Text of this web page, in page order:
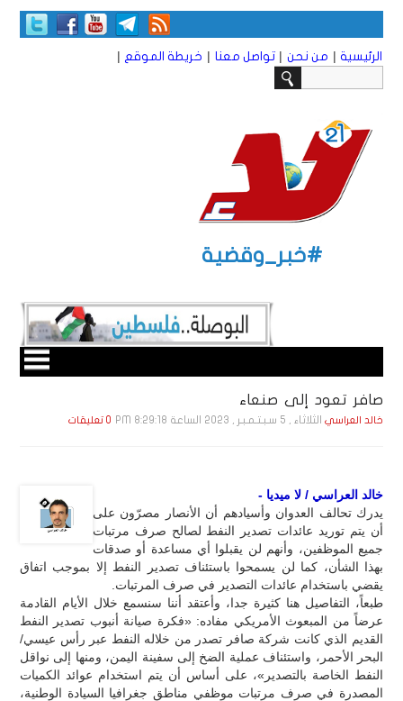
الرئيسية | من نحن | تواصل معنا | خريطة الموقع |
#خبر_وقضية
صافر تعود إلى صنعاء
خالد العراسي الثلاثاء , 5 سـبـتـمـبـر , 2023 الساعة 8:29:18 PM 0 تعليقات
خالد العراسي / لا ميديا -
يدرك تحالف العدوان وأسيادهم أن الأنصار مصرّون على
أن يتم توريد عائدات تصدير النفط لصالح صرف مرتبات
جميع الموظفين، وأنهم لن يقبلوا أي مساعدة أو صدقات
بهذا الشأن، كما لن يسمحوا باستئناف تصدير النفط إلا بموجب اتفاق
يقضي باستخدام عائدات التصدير في صرف المرتبات.
طبعاً، التفاصيل هنا كثيرة جدا، وأعتقد أننا سنسمع خلال الأيام القادمة
عرضاً من المبعوث الأمريكي مفاده: «فكرة صيانة أنبوب تصدير النفط
القديم الذي كانت شركة صافر تصدر من خلاله النفط عبر رأس عيسي/
البحر الأحمر، واستئناف عملية الضخ إلى سفينة اليمن، ومنها إلى نواقل
النفط الخاصة بالتصدير»، على أساس أن يتم استخدام عوائد الكميات
المصدرة في صرف مرتبات موظفي مناطق جغرافيا السيادة الوطنية،